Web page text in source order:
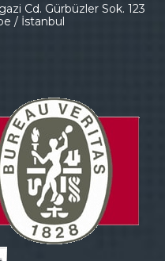
Cd. Gürbüzler Sok. 123
/ İstanbul